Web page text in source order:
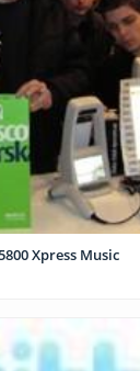
Xpress Music